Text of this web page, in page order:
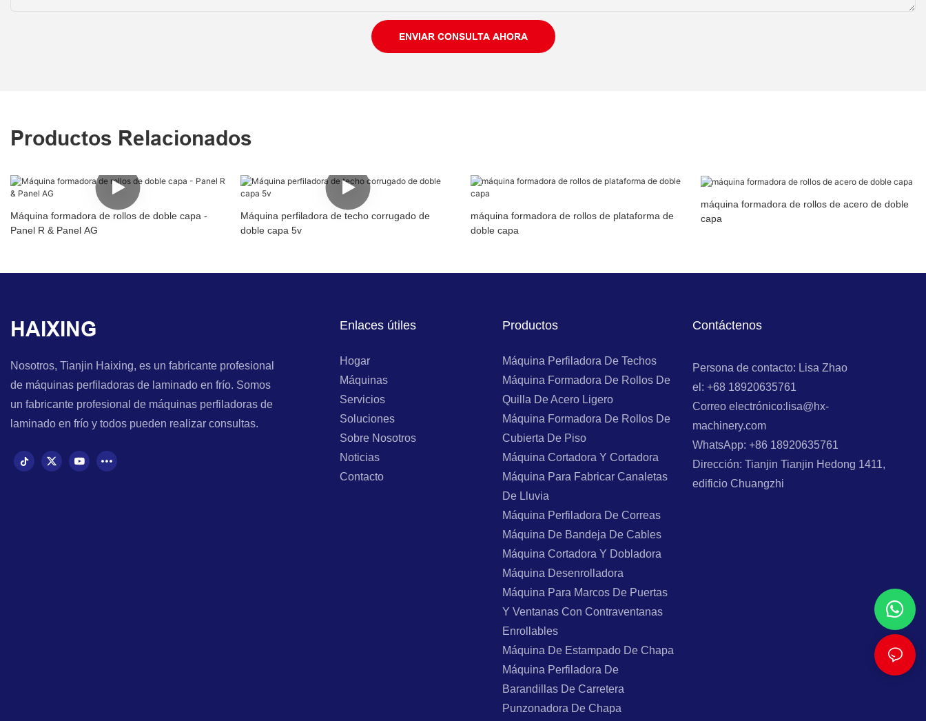
ENVIAR CONSULTA AHORA
Productos Relacionados
Máquina formadora de rollos de doble capa -
Panel R & Panel AG
Máquina perfiladora de techo corrugado de
doble capa 5v
máquina formadora de rollos de plataforma de
doble capa
máquina formadora de rollos de acero de doble
capa
HAIXING
Nosotros, Tianjin Haixing, es un fabricante profesional
de máquinas perfiladoras de laminado en frío. Somos
un fabricante profesional de máquinas perfiladoras de
laminado en frío y todos pueden realizar consultas.
Enlaces útiles
Hogar
Máquinas
Servicios
Soluciones
Sobre Nosotros
Noticias
Contacto
Productos
Máquina Perfiladora De Techos
Máquina Formadora De Rollos De
Quilla De Acero Ligero
Máquina Formadora De Rollos De
Cubierta De Piso
Máquina Cortadora Y Cortadora
Máquina Para Fabricar Canaletas
De Lluvia
Máquina Perfiladora De Correas
Máquina De Bandeja De Cables
Máquina Cortadora Y Dobladora
Máquina Desenrolladora
Máquina Para Marcos De Puertas
Y Ventanas Con Contraventanas
Enrollables
Máquina De Estampado De Chapa
Máquina Perfiladora De
Barandillas De Carretera
Punzonadora De Chapa
Contáctenos
Persona de contacto: Lisa Zhao
el: +68 18920635761
Correo electrónico:lisa@hx-
machinery.com
WhatsApp: +86 18920635761
Dirección: Tianjin Tianjin Hedong 1411,
edificio Chuangzhi